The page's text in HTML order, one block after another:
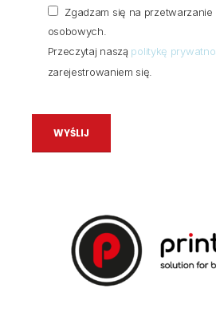
Zgadzam się na
osobowych.
Przeczytaj naszą politykę
zarejestrowaniem się.